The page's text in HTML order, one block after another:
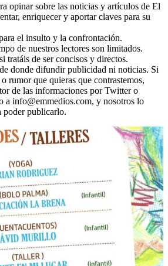
opinar sobre las noticias y artículos de El
enriquecer y aportar claves para su
el insulto y la confrontación.
de nuestros lectores son limitados.
tratáis de ser concisos y directos.
donde difundir publicidad ni noticias. Si
rumor que quieras que contrastemos,
de las informaciones por Twitter o
a info@emmedios.com, y nosotros lo
poder publicarlo.